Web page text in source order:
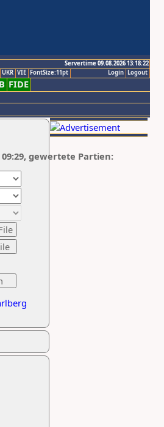
Servertime 09.08.2026 13:18:22
Logout
Login
UKR VIE FontSize:11pt
FIDE
09:29, gewertete Partien: